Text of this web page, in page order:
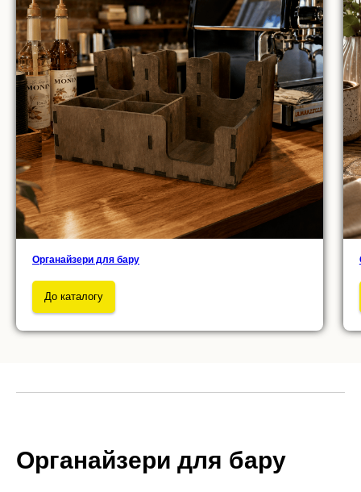
Органайзери для бару
До каталогу
Органайзери для бару